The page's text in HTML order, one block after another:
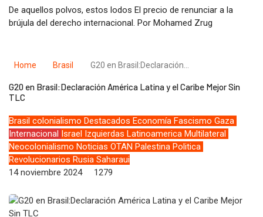
De aquellos polvos, estos lodos El precio de renunciar a la
brújula del derecho internacional. Por Mohamed Zrug
Home Brasil G20 en Brasil:Declaración…
G20 en Brasil:Declaración América Latina y el Caribe Mejor Sin
TLC
Brasil colonialismo Destacados Economía Fascismo Gaza
Internacional Israel Izquierdas Latinoamerica Multilateral
Neocolonialismo Noticias OTAN Palestina Politica
Revolucionarios Rusia Saharaui
14 noviembre 2024
1279